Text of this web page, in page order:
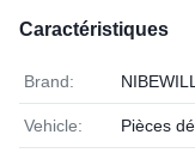
Caractéristiques
Brand:
Vehicle: Pièces